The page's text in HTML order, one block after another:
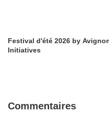
Festival d'été 2026 by
Initiatives
Commentaires